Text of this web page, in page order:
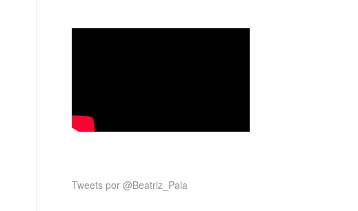
Tweets por @Beatriz_Pala